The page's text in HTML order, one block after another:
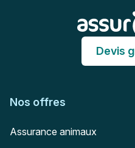
Devis
Nos offres
Assurance animaux